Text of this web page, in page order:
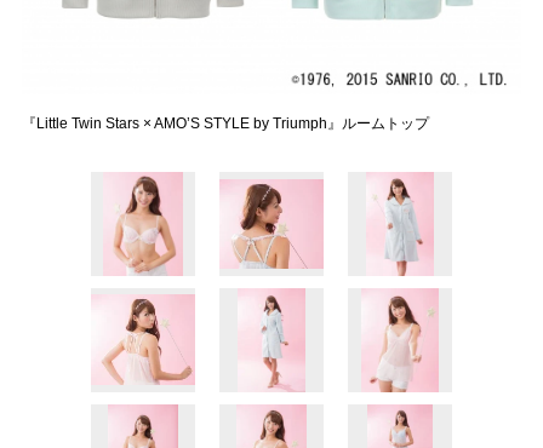
『Little Twin Stars × AMO’S STYLE by Triumph』ルームトップ